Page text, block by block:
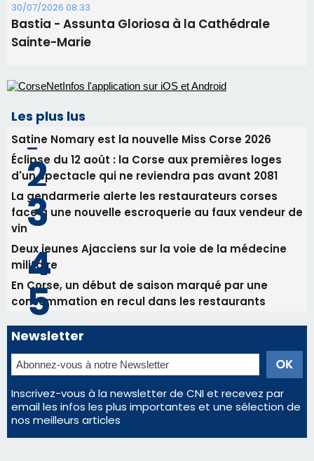
30/07/2026 08:33
Bastia - Assunta Gloriosa à la Cathédrale
Sainte-Marie
Les plus lus
Satine Nomary est la nouvelle Miss Corse 2026
Éclipse du 12 août : la Corse aux premières loges
d'un spectacle qui ne reviendra pas avant 2081
La gendarmerie alerte les restaurateurs corses
face à une nouvelle escroquerie au faux vendeur de
vin
Deux jeunes Ajacciens sur la voie de la médecine
militaire
En Corse, un début de saison marqué par une
consommation en recul dans les restaurants
Newsletter
Inscrivez-vous à la newsletter de CNI et recevez par
email les infos les plus importantes et une sélection de
nos meilleurs articles